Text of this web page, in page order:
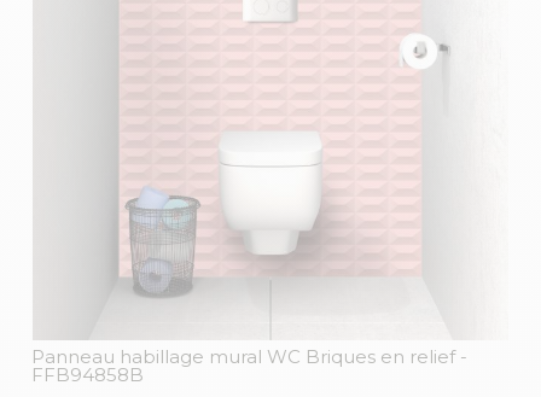
Panneau habillage mural WC Briques en relief -
FFB94858B